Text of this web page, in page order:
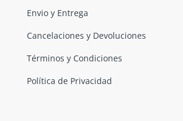
Envio y Entrega
Cancelaciones y Devoluciones
Términos y Condiciones
Política de Privacidad